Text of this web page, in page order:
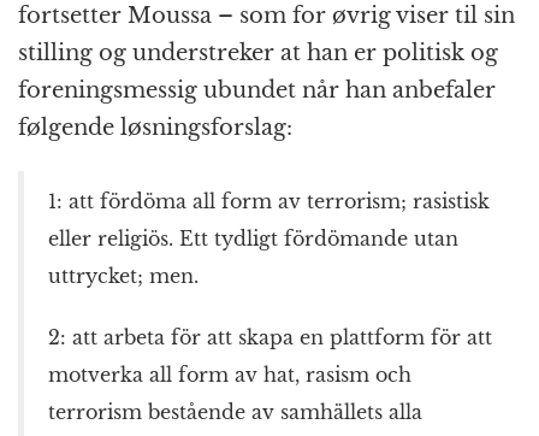
fortsetter Moussa – som for øvrig viser til sin
stilling og understreker at han er politisk og
foreningsmessig ubundet når han anbefaler
følgende løsningsforslag:
1: att fördöma all form av terrorism; rasistisk
eller religiös. Ett tydligt fördömande utan
uttrycket; men.
2: att arbeta för att skapa en plattform för att
motverka all form av hat, rasism och
terrorism bestående av samhällets alla